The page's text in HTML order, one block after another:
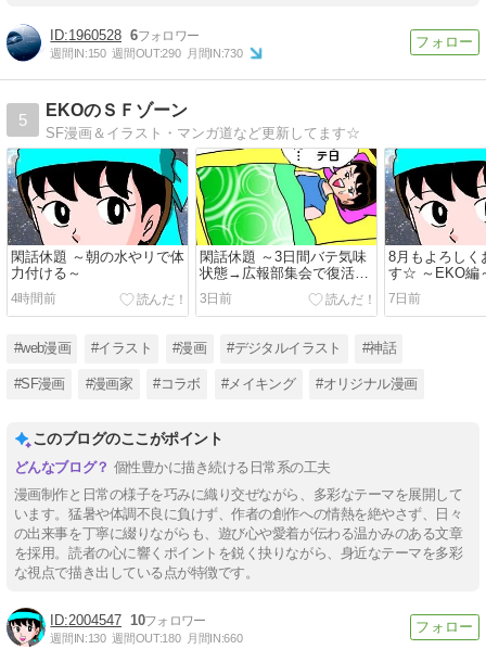
1960528 6
週間IN:150 週間OUT:290 月間IN:730
5
EKOのＳＦゾーン
SF漫画＆イラスト・マンガ道など更新してます☆
閑話休題 ～朝の水やリで体
力付ける～
4時間前
閑話休題 ～3日間バテ気味
状態→広報部集会で復活？
3日前
8月もよろしく
す☆ ～EKO編
7日前
#web漫画 #イラスト #漫画 #デジタルイラスト #神話
#SF漫画 #漫画家 #コラボ #メイキング #オリジナル漫画
このブログのここがポイント
個性豊かに描き続ける日常系の工夫
漫画制作と日常の様子を巧みに織り交ぜながら、多彩なテーマを展開して
います。猛暑や体調不良に負けず、作者の創作への情熱を絶やさず、日々
の出来事を丁寧に綴りながらも、遊び心や愛着が伝わる温かみのある文章
を採用。読者の心に響くポイントを鋭く抉りながら、身近なテーマを多彩
な視点で描き出している点が特徴です。
2004547 10
週間IN:130 週間OUT:180 月間IN:660